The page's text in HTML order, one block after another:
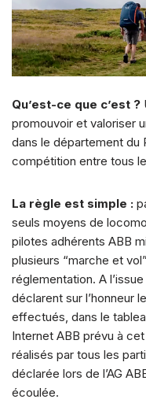
Qu’est-ce que c’est ?
promouvoir et valoriser
dans le département du
compétition entre tous
La règle est simple :
seuls moyens de
pilotes adhérents ABB
plusieurs “marche et
réglementation. A
déclarent sur l’honneur
effectués, dans le
Internet ABB prévu à
réalisés par tous les
déclarée lors de l’AG
écoulée.